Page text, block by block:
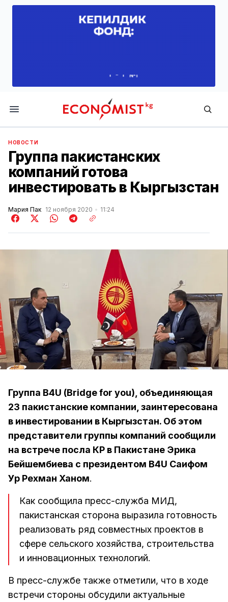
Economist.kg
НОВОСТИ
Группа пакистанских
компаний готова
инвестировать в Кыргызстан
Мария Пак 12 ноября 2020 11:24
Группа B4U (Bridge for you), объединяющая
23 пакистанские компании, заинтересована
в инвестировании в Кыргызстан. Об этом
представители группы компаний сообщили
на встрече посла КР в Пакистане Эрика
Бейшембиева с президентом B4U Саифом
Ур Рехман Ханом.
Как сообщила пресс-служба МИД,
пакистанская сторона выразила готовность
реализовать ряд совместных проектов в
сфере сельского хозяйства, строительства
и инновационных технологий.
В пресс-службе также отметили, что в ходе
встречи стороны обсудили актуальные